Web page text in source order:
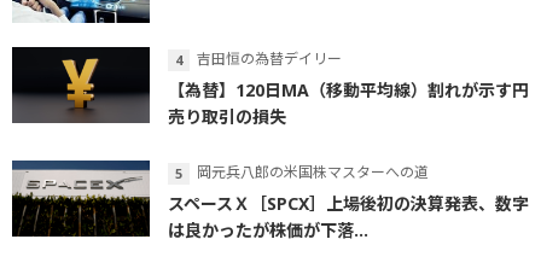
吉田恒の為替デイリー
【為替】120日MA（移動平均線）割れが示す円
売り取引の損失
岡元兵八郎の米国株マスターへの道
スペースＸ［SPCX］上場後初の決算発表、数字
は良かったが株価が下落...